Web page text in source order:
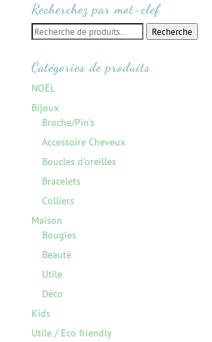
Recherchez par mot-clef
Recherche
Recherche
Catégories de produits
NOËL
Bijoux
Broche/Pin's
Accessoire Cheveux
Boucles d'oreilles
Bracelets
Colliers
Maison
Bougies
Beauté
Utile
Déco
Kids
Utile / Eco friendly